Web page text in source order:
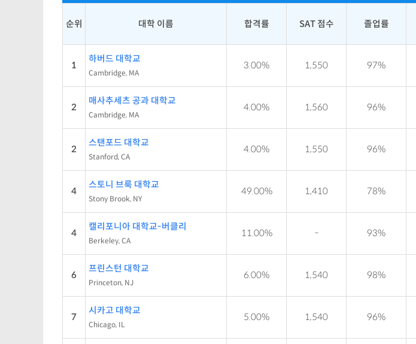
순위 대학 이름 합격률 SAT 점수 졸업률
1
하버드 대학교
Cambridge, MA
3.00% 1,550 97%
2
매사추세츠 공과 대학교
Cambridge, MA
4.00% 1,560 96%
2
스탠포드 대학교
Stanford, CA
4.00% 1,550 96%
4
스토니 브룩 대학교
Stony Brook, NY
49.00% 1,410 78%
4
캘리포니아 대학교-버클리
Berkeley, CA
11.00% - 93%
6
프린스턴 대학교
Princeton, NJ
6.00% 1,540 98%
7
시카고 대학교
Chicago, IL
5.00% 1,540 96%